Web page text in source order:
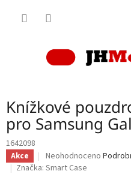
Knížkové
pro Samsung
1642098
Akce
Průměrné
hodnocení
Neohodnoceno
Značka: Smart Case